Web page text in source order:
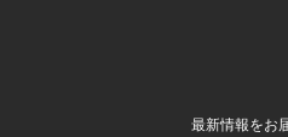
最新情報をお